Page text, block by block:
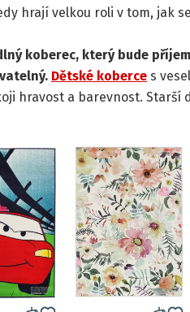
hrají velkou roli v tom, jak
koberec, který bude
Dětské koberce s
hravost a barevnost. Starší